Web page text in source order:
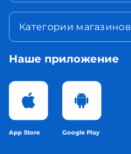
Категории магазинов
Наше приложение
App Store Google Play